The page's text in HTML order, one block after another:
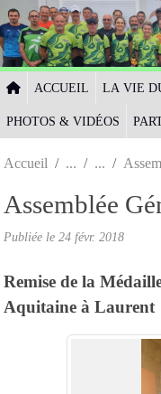
ACCUEIL LA VIE
PHOTOS & VIDÉOS
Accueil
Assemblée
Publiée le 24 févr. 2018
Remise de la
Aquitaine à Laurent
Panneau de gestion des